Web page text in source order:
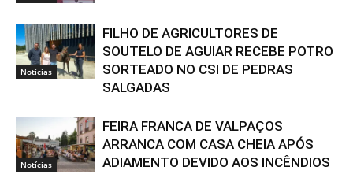
Notícias
FILHO DE AGRICULTORES DE
SOUTELO DE AGUIAR RECEBE POTRO
SORTEADO NO CSI DE PEDRAS
SALGADAS
Notícias
FEIRA FRANCA DE VALPAÇOS
ARRANCA COM CASA CHEIA APÓS
ADIAMENTO DEVIDO AOS INCÊNDIOS